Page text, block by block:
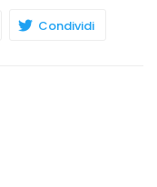
Condividi